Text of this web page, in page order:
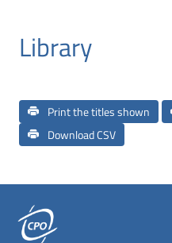
Library
Print the titles shown
Download CSV